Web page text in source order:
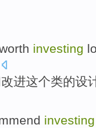
investing
改进这个类的设
investing